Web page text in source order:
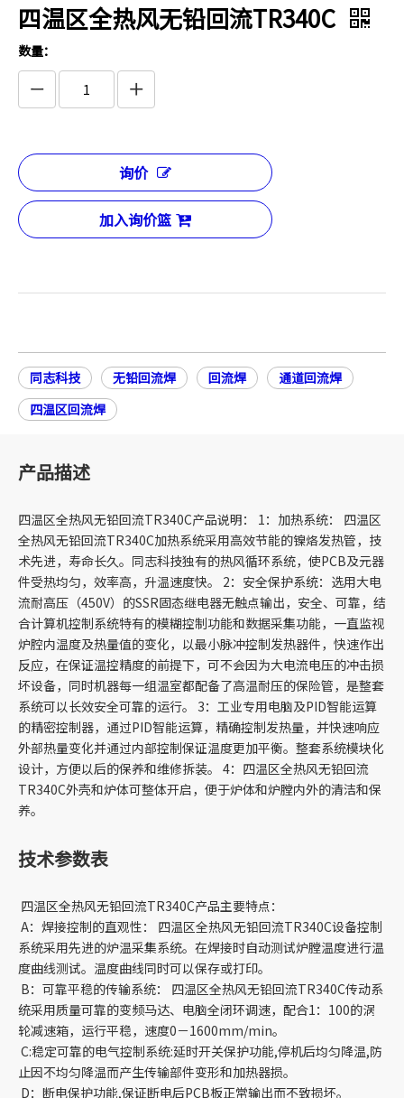
四温区全热风无铅回流TR340C
数量：
询价
加入询价篮
同志科技 无铅回流焊 回流焊
通道回流焊
四温区回流焊
产品描述
四温区全热风无铅回流TR340C产品说明： 1：加热系统： 四温区
全热风无铅回流TR340C加热系统采用高效节能的镍烙发热管，技
术先进，寿命长久。同志科技独有的热风循环系统，使PCB及元器
件受热均匀，效率高，升温速度快。 2：安全保护系统：选用大电
流耐高压（450V）的SSR固态继电器无触点输出，安全、可靠，结
合计算机控制系统特有的模糊控制功能和数据采集功能，一直监视
炉腔内温度及热量值的变化，以最小脉冲控制发热器件，快速作出
反应，在保证温控精度的前提下，可不会因为大电流电压的冲击损
坏设备，同时机器每一组温室都配备了高温耐压的保险管，是整套
系统可以长效安全可靠的运行。 3：工业专用电脑及PID智能运算
的精密控制器，通过PID智能运算，精确控制发热量，并快速响应
外部热量变化并通过内部控制保证温度更加平衡。整套系统模块化
设计，方便以后的保养和维修拆装。 4：四温区全热风无铅回流
TR340C外壳和炉体可整体开启，便于炉体和炉膛内外的清洁和保
养。
技术参数表
四温区全热风无铅回流TR340C产品主要特点：
A：焊接控制的直观性： 四温区全热风无铅回流TR340C设备控制
系统采用先进的炉温采集系统。在焊接时自动测试炉膛温度进行温
度曲线测试。温度曲线同时可以保存或打印。
B：可靠平稳的传输系统： 四温区全热风无铅回流TR340C传动系
统采用质量可靠的变频马达、电脑全闭环调速，配合1：100的涡
轮减速箱，运行平稳，速度0－1600mm/min。
C:稳定可靠的电气控制系统:延时开关保护功能,停机后均匀降温,防
止因不均匀降温而产生传输部件变形和加热器损。
D：断电保护功能,保证断电后PCB板正常输出而不致损坏。